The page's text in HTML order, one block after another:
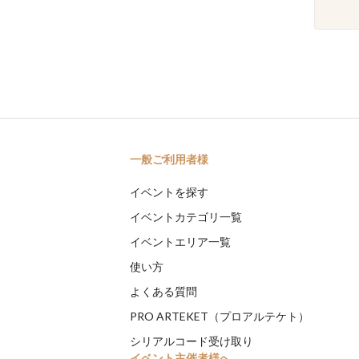
一般ご利用者様
イベントを探す
イベントカテゴリ一覧
イベントエリア一覧
使い方
よくある質問
PRO ARTEKET（プロアルテケト）
シリアルコード受け取り